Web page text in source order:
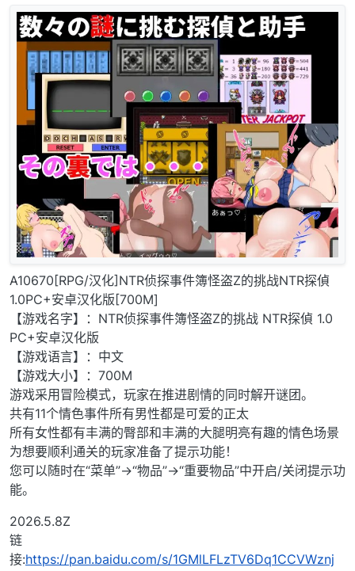
A10670[RPG/汉化]NTR侦探事件簿怪盗Z的挑战NTR探偵
1.0PC+安卓汉化版[700M]
【游戏名字】：NTR侦探事件簿怪盗Z的挑战 NTR探偵 1.0
PC+安卓汉化版
【游戏语言】：中文
【游戏大小】：700M
游戏采用冒险模式，玩家在推进剧情的同时解开谜团。
共有11个情色事件所有男性都是可爱的正太
所有女性都有丰满的臀部和丰满的大腿明亮有趣的情色场景
为想要顺利通关的玩家准备了提示功能！
您可以随时在“菜单”→“物品”→“重要物品”中开启/关闭提示功
能。
2026.5.8Z
链
接:https://pan.baidu.com/s/1GMlLFLzTV6Dq1CCVWznj